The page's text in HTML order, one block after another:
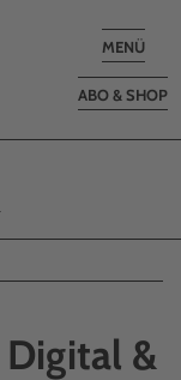
Toggle
MENÜ
ABO & SHOP
&